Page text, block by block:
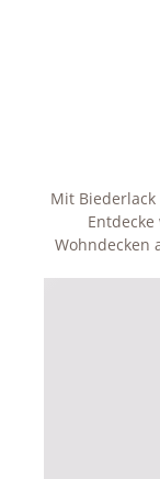
Mit
Wohndecken